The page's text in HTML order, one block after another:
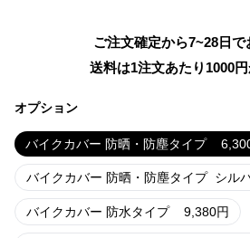
ご注文確定から7~28日で
送料は1注文あたり 1000
オプション
バイクカバー 防晒・防塵タイプ
バイクカバー 防晒・防塵タイプ シル
バイクカバー 防水タイプ 9,380円